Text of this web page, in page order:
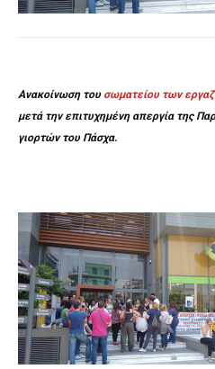
Ανακοίνωση του σωματείου των
μετά την επιτυχημένη απεργία της
γιορτών του Πάσχα.